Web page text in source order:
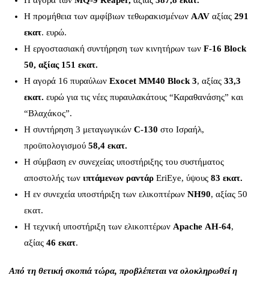
Η προμήθεια των αμφίβιων τεθωρακισμένων AAV αξίας 291
εκατ. ευρώ.
Η εργοστασιακή συντήρηση των κινητήρων των F-16 Block
50, αξίας 151 εκατ.
Η αγορά 16 πυραύλων Exocet ΜΜ40 Block 3, αξίας 33,3
εκατ. ευρώ για τις νέες πυραυλακάτους “Καραθανάσης” και
“Βλαχάκος”.
Η συντήρηση 3 μεταγωγικών C-130 στο Ισραήλ,
προϋπολογισμού 58,4 εκατ.
Η σύμβαση εν συνεχείας υποστήριξης του συστήματος
αποστολής των ιπτάμενων ραντάρ EriEye, ύψους 83 εκατ.
Η εν συνεχεία υποστήριξη των ελικοπτέρων ΝΗ90, αξίας 50
εκατ.
H τεχνική υποστήριξη των ελικοπτέρων Αpache ΑΗ-64,
αξίας 46 εκατ.
Από τη θετική σκοπιά τώρα, προβλέπεται να ολοκληρωθεί η